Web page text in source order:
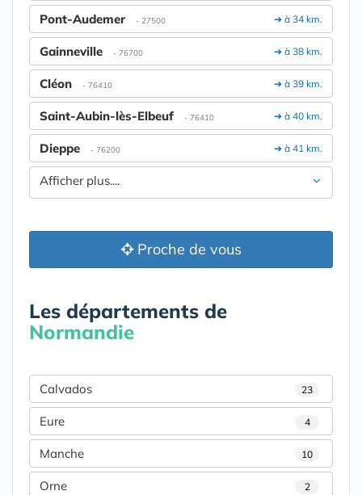
➔ à 34 km.
Pont-Audemer - 27500
➔ à 38 km.
Gainneville - 76700
➔ à 39 km.
Cléon - 76410
➔ à 40 km.
Saint-Aubin-lès-Elbeuf - 76410
➔ à 41 km.
Dieppe - 76200
Afficher plus....
Proche de vous
Les départements de
Normandie
Calvados 23
Eure 4
Manche 10
Orne 2